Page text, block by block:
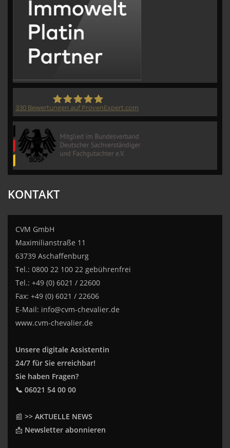
330 Bewertungen auf ProvenExpert.com
KONTAKT
CVM GmbH
Maximilianstraße 11
63739 Aschaffenburg
Tel.: 0800 22 100 22 gebührenfrei
Tel.: +49 (0) 6021 / 22600
Fax: +49 (0) 6021 / 22606
E-Mail: info@cvm-chevalier.de
www.cvm-chevalier.de
Unsere digitale Assistentin
24/7 für Sie erreichbar!
Sie haben Fragen?
📞 06021 54 00 00
📰 >> AKTUELLE NEWS
📩 Newsletter abonnieren